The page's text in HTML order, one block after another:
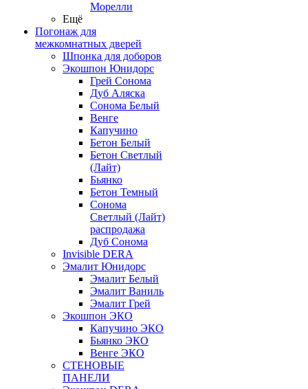
Морелли
Ещё
Погонаж для
межкомнатных дверей
Шпонка для доборов
Экошпон Юнидорс
Грей Сонома
Дуб Аляска
Сонома Белый
Венге
Капучино
Бетон Белый
Бетон Светлый
(Лайт)
Бьянко
Бетон Темный
Сонома
Светлый (Лайт)
распродажа
Дуб Сонома
Invisible DERA
Эмалит Юнидорс
Эмалит Белый
Эмалит Ваниль
Эмалит Грей
Экошпон ЭКО
Капучино ЭКО
Бьянко ЭКО
Венге ЭКО
СТЕНОВЫЕ
ПАНЕЛИ